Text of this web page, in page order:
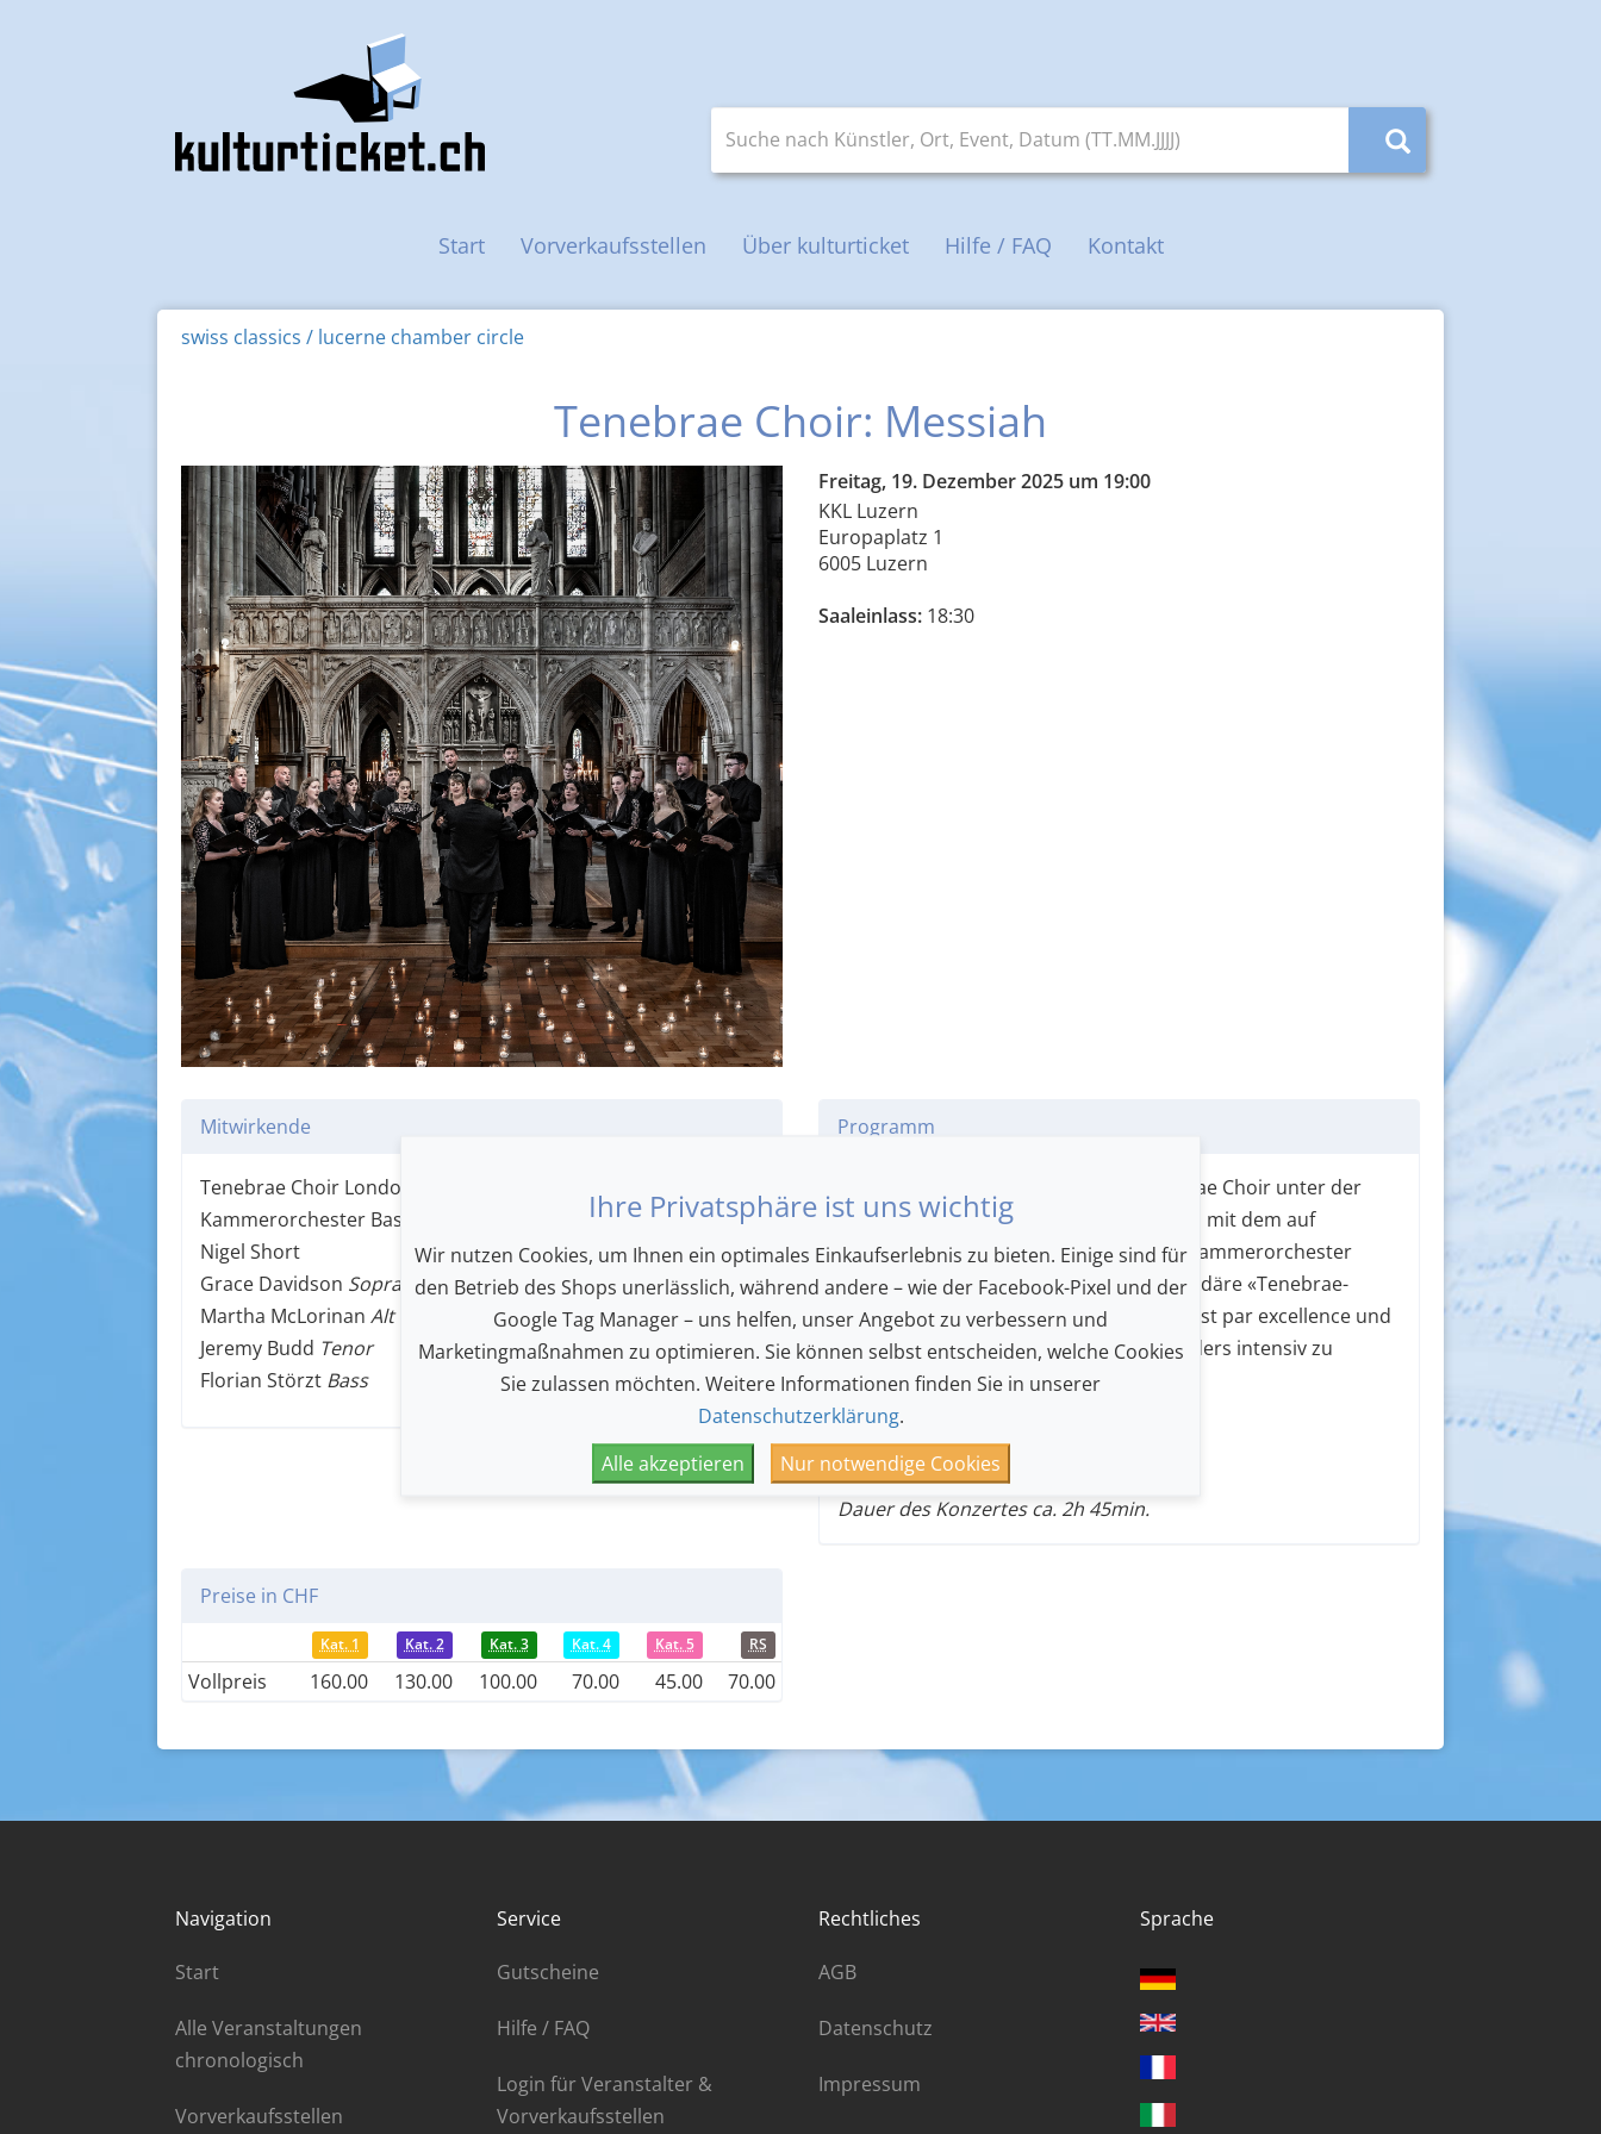
Haupt-Navigation
Start Vorverkaufsstellen Über kulturticket Hilfe / FAQ Kontakt
swiss classics / lucerne chamber circle
Tenebrae Choir: Messiah
Freitag, 19. Dezember 2025 um 19:00
KKL Luzern
Europaplatz 1
6005 Luzern
Saaleinlass: 18:30
Mitwirkende
Tenebrae Choir London
Kammerorchester Basel
Nigel Short
Grace Davidson Sopran
Martha McLorinan Alt
Jeremy Budd Tenor
Florian Störzt Bass
Programm
Der gefeierte und preisgekrönte Tenebrae Choir unter der
Leitung von Nigel Short führt zusammen mit dem auf
historischen Instrumenten spielenden Kammerorchester
Basel Händels Prachtwerk auf. Der legendäre «Tenebrae-
Sound» steht für vollkommene Vokalkunst par excellence und
ist in der englischen Sakralmusik besonders intensiv zu
erleben.
Händel: «Messiah» HWV 56
Dauer des Konzertes ca. 2h 45min.
Preise in CHF
Kat. 1 Kat. 2 Kat. 3 Kat. 4 Kat. 5 RS
Vollpreis 160.00 130.00 100.00 70.00 45.00 70.00
Navigation
Start
Alle Veranstaltungen
chronologisch
Vorverkaufsstellen
Service
Gutscheine
Hilfe / FAQ
Login für Veranstalter &
Vorverkaufsstellen
Rechtliches
AGB
Datenschutz
Impressum
Sprache
Ihre Privatsphäre ist uns wichtig
Wir nutzen Cookies, um Ihnen ein optimales Einkaufserlebnis zu bieten. Einige sind für
den Betrieb des Shops unerlässlich, während andere – wie der Facebook-Pixel und der
Google Tag Manager – uns helfen, unser Angebot zu verbessern und
Marketingmaßnahmen zu optimieren. Sie können selbst entscheiden, welche Cookies
Sie zulassen möchten. Weitere Informationen finden Sie in unserer
Datenschutzerklärung.
Alle akzeptieren
Nur notwendige Cookies